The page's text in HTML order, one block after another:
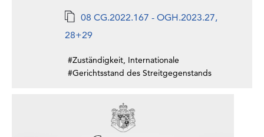
08 CG.2022.167 - OGH.2023.27,
28+29
#Zuständigkeit, Internationale
#Gerichtsstand des Streitgegenstands